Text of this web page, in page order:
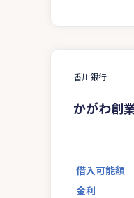
香川銀行
かがわ創
借入可能額
金利